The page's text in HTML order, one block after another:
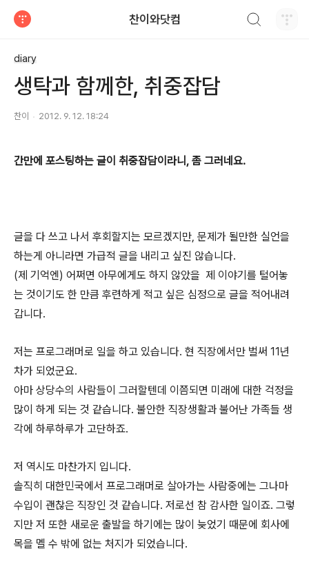
찬이와닷컴
diary
생탁과 함께한, 취중잡담
찬이 2012. 9. 12. 18:24
간만에 포스팅하는 글이 취중잡담이라니, 좀 그러네요.
글을 다 쓰고 나서 후회할지는 모르겠지만, 문제가 될만한 실언을
하는게 아니라면 가급적 글을 내리고 싶진 않습니다.
(제 기억엔) 어쩌면 아무에게도 하지 않았을 제 이야기를 털어놓
는 것이기도 한 만큼 후련하게 적고 싶은 심정으로 글을 적어내려
갑니다.
저는 프로그래머로 일을 하고 있습니다. 현 직장에서만 벌써 11년
차가 되었군요.
아마 상당수의 사람들이 그러할텐데 이쯤되면 미래에 대한 걱정을
많이 하게 되는 것 같습니다. 불안한 직장생활과 불어난 가족들 생
각에 하루하루가 고단하죠.
저 역시도 마찬가지 입니다.
솔직히 대한민국에서 프로그래머로 살아가는 사람중에는 그나마
수입이 괜찮은 직장인 것 같습니다. 저로선 참 감사한 일이죠. 그렇
지만 저 또한 새로운 출발을 하기에는 많이 늦었기 때문에 회사에
목을 멜 수 밖에 없는 처지가 되었습니다.